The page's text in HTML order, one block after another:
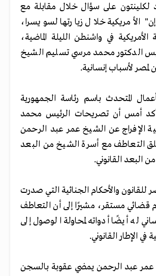
على سؤال خلال مقابلة مع
الأمريكية خلال زيارتها لسويسرا،
الأمريكية في واشنطن الليلة الماضية،
الدكتور محمد مرسي تسليم الشيخ
لأسباب إنسانية.
المتحدث باسم رئاسة الجمهورية
أمس أن تصريحات الرئيس محمد
الإفراج عن الشيخ عمر عبد الرحمن
التعاطف مع أسرة الشيخ من البعد
البعد القانوني.
للقانون والأحكام الجنائية التي صدرت
قضائي مستقر، مشيرًا إلى أن التعاطف
له أيضًا أدواته لمحاولة الوصول إلى
الإطار القانوني.
عمر عبد الرحمن يمضي عقوبة بالسجن